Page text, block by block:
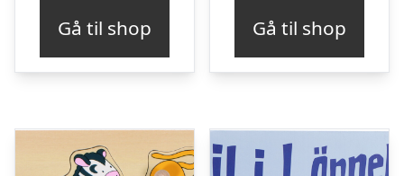
Gå til shop Gå til shop